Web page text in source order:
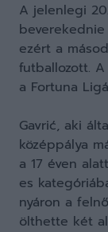
A jelenlegi
ezért a
futballozott.
a Fortuna
Gavrić, aki
középpálya
a 17 éven
es
nyáron a
ölthette két